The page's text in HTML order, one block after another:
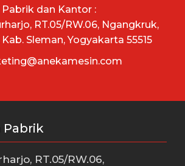
Pabrik dan Kantor :
RT.05/RW.06, Ngangkruk,
Sleman, Yogyakarta 55515
Pabrik
RT.05/RW.06,